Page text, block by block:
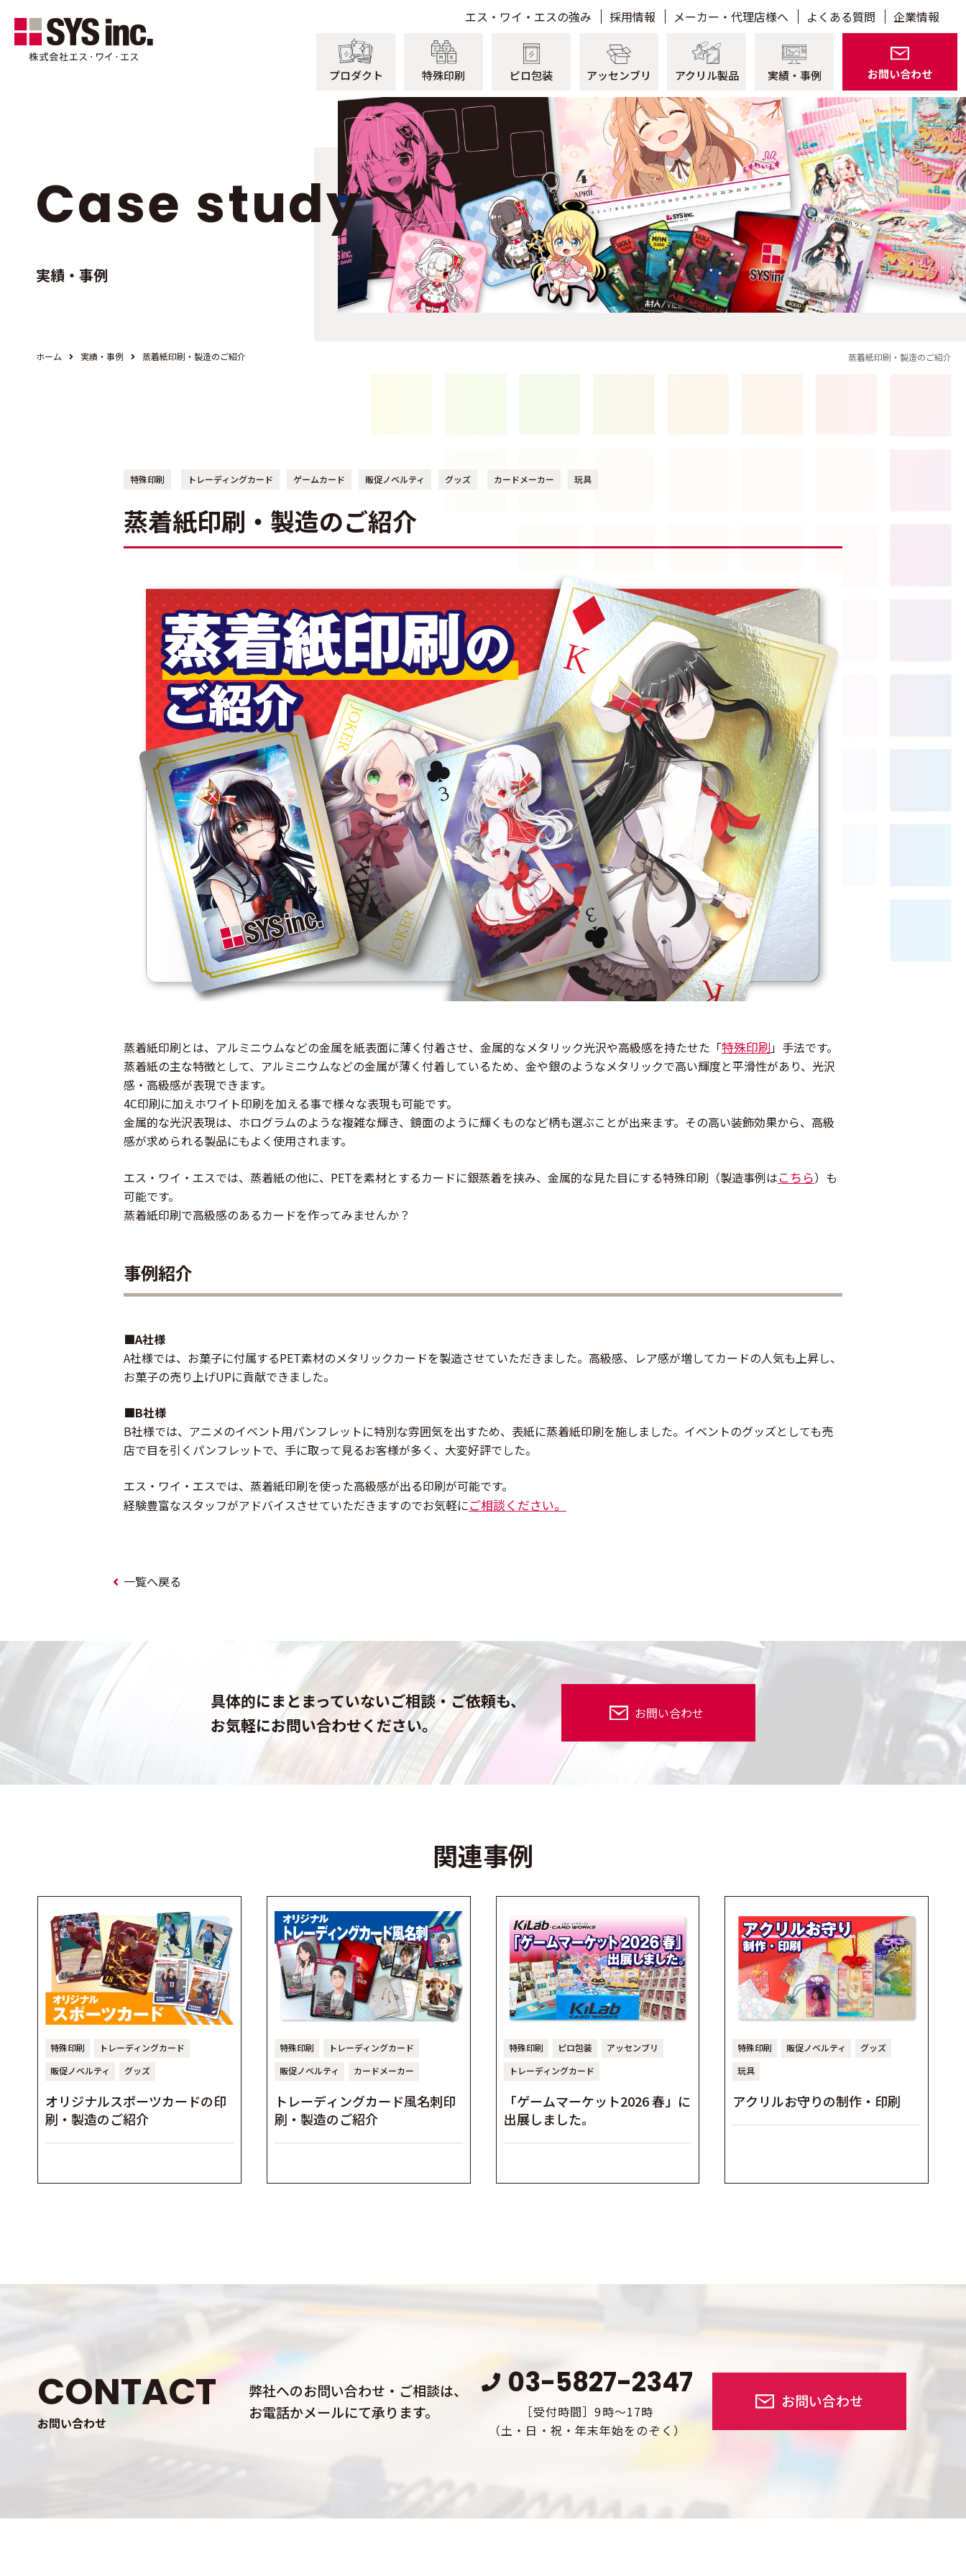
エス・ワイ・エスの強み 採用情報 メーカー・代理店様へ よくある質問 企業情報
プロダクト
Card game
カードゲーム
Packaging
パッケージ
Acrylic Product
アクリル製品
Goods
グッズ
特殊印刷 ピロ包装 アッセンブリ アクリル製品 実績・事例 お問い合わせ
Case study
実績・事例
ホーム 実績・事例 蒸着紙印刷・製造のご紹介 蒸着紙印刷・製造のご紹介
特殊印刷 トレーディングカード ゲームカード 販促ノベルティ グッズ カードメーカー 玩具
蒸着紙印刷・製造のご紹介
蒸着紙印刷とは、アルミニウムなどの金属を紙表面に薄く付着させ、金属的なメタリック光沢や高級感を持たせた「特殊印刷」手法です。
蒸着紙の主な特徴として、アルミニウムなどの金属が薄く付着しているため、金や銀のようなメタリックで高い輝度と平滑性があり、光沢
感・高級感が表現できます。
4C印刷に加えホワイト印刷を加える事で様々な表現も可能です。
金属的な光沢表現は、ホログラムのような複雑な輝き、鏡面のように輝くものなど柄も選ぶことが出来ます。その高い装飾効果から、高級
感が求められる製品にもよく使用されます。
エス・ワイ・エスでは、蒸着紙の他に、PETを素材とするカードに銀蒸着を挟み、金属的な見た目にする特殊印刷（製造事例はこちら） も
可能です。
蒸着紙印刷で高級感のあるカードを作ってみませんか？
事例紹介
■A社様
A社様では、お菓子に付属するPET素材のメタリックカードを製造させていただきました。高級感、レア感が増してカードの人気も上昇し、
お菓子の売り上げUPに貢献できました。
■B社様
B社様では、アニメのイベント用パンフレットに特別な雰囲気を出すため、表紙に蒸着紙印刷を施しました。イベントのグッズとしても売
店で目を引くパンフレットで、手に取って見るお客様が多く、大変好評でした。
エス・ワイ・エスでは、蒸着紙印刷を使った高級感が出る印刷が可能です。
経験豊富なスタッフがアドバイスさせていただきますのでお気軽にご相談ください。
一覧へ戻る
具体的にまとまっていないご相談・ご依頼も、
お気軽にお問い合わせください。
お問い合わせ
関連事例
特殊印刷
トレーディングカード
販促ノベルティ
グッズ
オリジナルスポーツカードの印
刷・製造のご紹介
特殊印刷
トレーディングカード
販促ノベルティ
カードメーカー
トレーディングカード風名刺印
刷・製造のご紹介
特殊印刷 ピロ包装
アッセンブリ
トレーディングカード
「ゲームマーケット2026 春」に
出展しました。
特殊印刷 販促ノベルティ
グッズ
玩具
アクリルお守りの制作・印刷
CONTACT
お問い合わせ
弊社へのお問い合わせ・ご相談は、
お電話かメールにて承ります。
03-5827-2347
［受付時間］9時～17時
（土・日・祝・年末年始をのぞく）
お問い合わせ